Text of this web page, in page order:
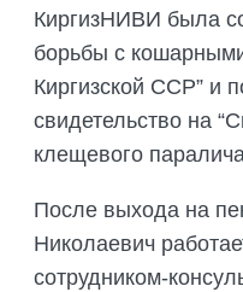
КиргизНИВИ была
борьбы с
Киргизской ССР” и
свидетельство на
клещевого
После выхода на
Николаевич
сотрудником-